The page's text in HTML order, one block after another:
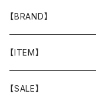
【BRAND】
山と道
T-SHIRT
迷迭香
【ITEM】
WEAR
【SALE】